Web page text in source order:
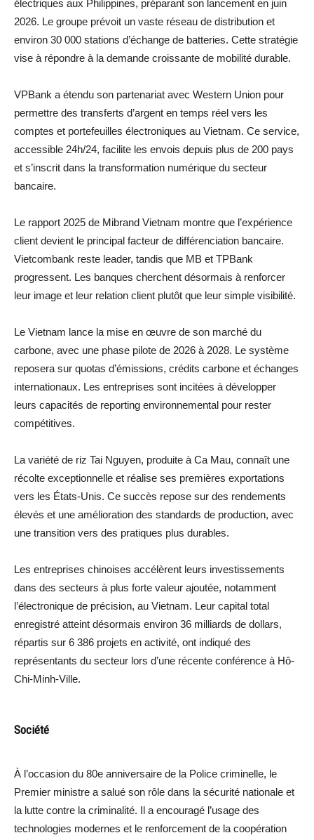
électriques aux Philippines, préparant son lancement en juin
2026. Le groupe prévoit un vaste réseau de distribution et
environ 30 000 stations d’échange de batteries. Cette stratégie
vise à répondre à la demande croissante de mobilité durable.
VPBank a étendu son partenariat avec Western Union pour
permettre des transferts d’argent en temps réel vers les
comptes et portefeuilles électroniques au Vietnam. Ce service,
accessible 24h/24, facilite les envois depuis plus de 200 pays
et s’inscrit dans la transformation numérique du secteur
bancaire.
Le rapport 2025 de Mibrand Vietnam montre que l’expérience
client devient le principal facteur de différenciation bancaire.
Vietcombank reste leader, tandis que MB et TPBank
progressent. Les banques cherchent désormais à renforcer
leur image et leur relation client plutôt que leur simple visibilité.
Le Vietnam lance la mise en œuvre de son marché du
carbone, avec une phase pilote de 2026 à 2028. Le système
reposera sur quotas d’émissions, crédits carbone et échanges
internationaux. Les entreprises sont incitées à développer
leurs capacités de reporting environnemental pour rester
compétitives.
La variété de riz Tai Nguyen, produite à Ca Mau, connaît une
récolte exceptionnelle et réalise ses premières exportations
vers les États-Unis. Ce succès repose sur des rendements
élevés et une amélioration des standards de production, avec
une transition vers des pratiques plus durables.
Les entreprises chinoises accélèrent leurs investissements
dans des secteurs à plus forte valeur ajoutée, notamment
l’électronique de précision, au Vietnam. Leur capital total
enregistré atteint désormais environ 36 milliards de dollars,
répartis sur 6 386 projets en activité, ont indiqué des
représentants du secteur lors d’une récente conférence à Hô-
Chi-Minh-Ville.
Société
À l’occasion du 80e anniversaire de la Police criminelle, le
Premier ministre a salué son rôle dans la sécurité nationale et
la lutte contre la criminalité. Il a encouragé l’usage des
technologies modernes et le renforcement de la coopération